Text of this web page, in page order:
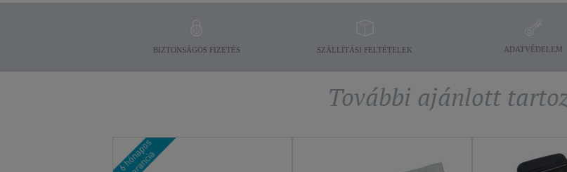
BIZTONSÁGOS FIZETÉS SZÁLLÍTÁSI FELTÉTELEK ADATVÉDELEM
További ajánlott